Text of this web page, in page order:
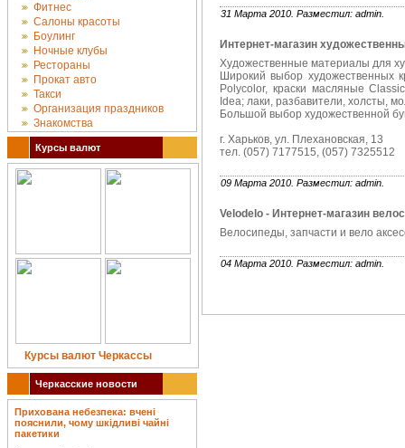
Фитнес
Салоны красоты
Боулинг
Ночные клубы
Рестораны
Прокат авто
Такси
Организация праздников
Знакомства
Курсы валют
Курсы валют Черкассы
Черкасские новости
Прихована небезпека: вчені
пояснили, чому шкідливі чайні
пакетики
31 Марта 2010. Разместил: admin.
Интернет-магазин
Художественные материалы для
Широкий выбор художественных
Polycolor, краски масляные
Idea; лаки, разбавители, холсты,
Большой выбор художественной
г. Харьков, ул. Плехановская, 13
тел. (057) 7177515, (057) 7325512
09 Марта 2010. Разместил: admin.
Velodelo - Интернет-магазин
Велосипеды, запчасти и вело
04 Марта 2010. Разместил: admin.